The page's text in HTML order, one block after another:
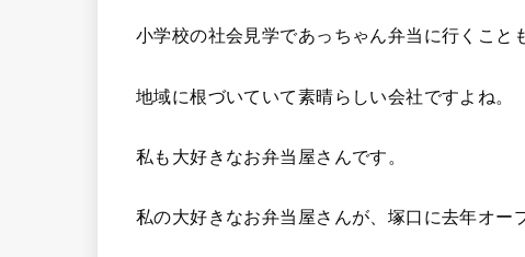
小学校の社会見学であっちゃん弁当に行くこと
地域に根づいていて素晴らしい会社ですよね。
私も大好きなお弁当屋さんです。
私の大好きなお弁当屋さんが、塚口に去年オー